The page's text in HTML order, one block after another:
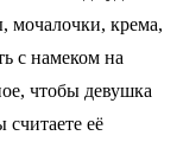
мочалочки, крема,
с намеком на
чтобы девушка
считаете её